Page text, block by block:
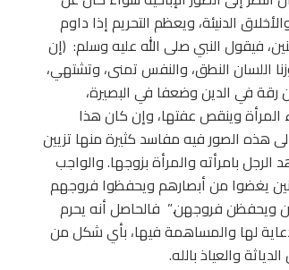
الدنيئة، ويعظم التحريم إذا داوم
فيقول النبي صلى الله عليه وسلم: (إن
اللسان النطق، والنفس تمنى، وتشتهي،
في الدين وضعفا في البصيرة،
وينقص عفتها، وإن كان هذا
هذه الصور فيه مفاسد كثيرة منها تزيين
بامرأته والمرأة بزوجها. والواجب
يغضوا من أبصارهم ويحفظوا فروجهم
ويحفظن فروجهن.” فالحاصل أنه يحرم
لها والمساهمة فيها، بأي شكل من
والعياذ بالله.